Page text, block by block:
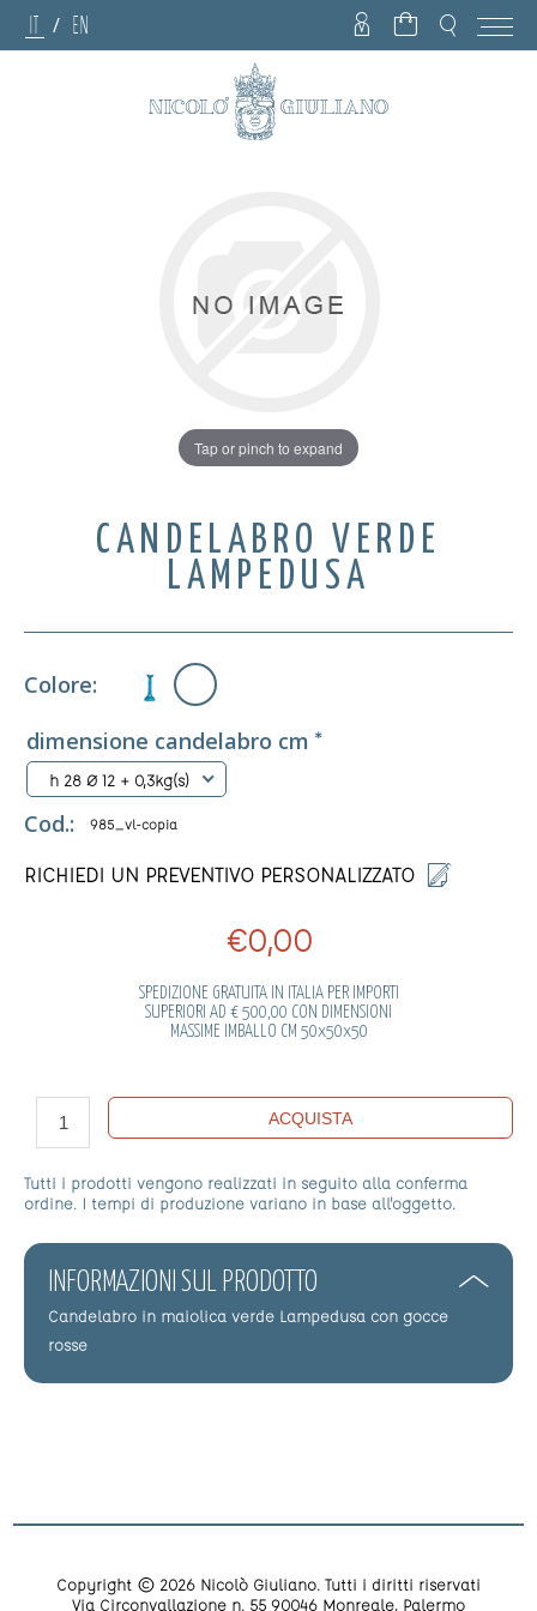
IT / EN
Tap or pinch to expand
CANDELABRO VERDE
LAMPEDUSA
Colore:
dimensione candelabro cm *
h 28 Ø 12 + 0,3kg(s)
Cod.: 985_vl-copia
RICHIEDI UN PREVENTIVO PERSONALIZZATO
€0,00
SPEDIZIONE GRATUITA IN ITALIA PER IMPORTI
SUPERIORI AD € 500,00 CON DIMENSIONI
MASSIME IMBALLO CM 50x50x50
ACQUISTA
Tutti i prodotti vengono realizzati in seguito alla conferma
ordine. I tempi di produzione variano in base all'oggetto.
INFORMAZIONI SUL PRODOTTO
Candelabro in maiolica verde Lampedusa con gocce
rosse
Copyright © 2026 Nicolò Giuliano. Tutti i diritti riservati
Via Circonvallazione n. 55 90046 Monreale, Palermo